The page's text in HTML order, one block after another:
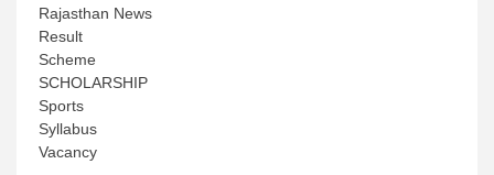
Rajasthan News
Result
Scheme
SCHOLARSHIP
Sports
Syllabus
Vacancy